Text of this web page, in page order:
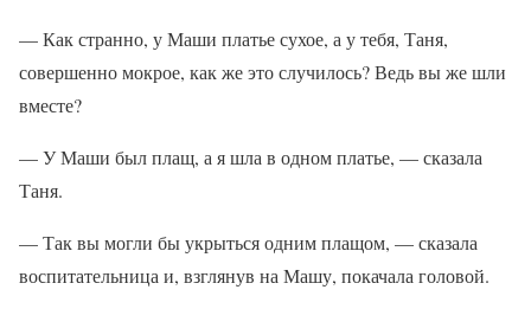
— Как странно, у Маши платье сухое, а у тебя, Таня,
совершенно мокрое, как же это случилось? Ведь вы же шли
вместе?
— У Маши был плащ, а я шла в одном платье, — сказала
Таня.
— Так вы могли бы укрыться одним плащом, — сказала
воспитательница и, взглянув на Машу, покачала головой.